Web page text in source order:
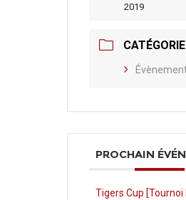
2019
CATÉGORIE
PROCHAIN
Tigers Cup [Tournoi